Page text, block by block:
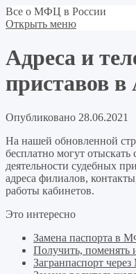
Все о МФЦ в России
Открыть меню
Адреса и
приставов в
Опубликовано
На нашей обновленной
бесплатно могут
деятельности судебных
адреса филиалов,
работы кабинетов.
Это интересно
Замена паспорта в
Получить,
Загранпаспорт